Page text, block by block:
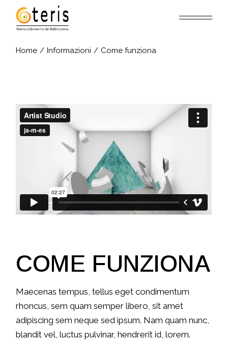
Home Informazioni Come funziona
COME FUNZIONA
Maecenas tempus, tellus eget condimentum
rhoncus, sem quam semper libero, sit amet
adipiscing sem neque sed ipsum. Nam quam nunc,
blandit vel, luctus pulvinar, hendrerit id, lorem.